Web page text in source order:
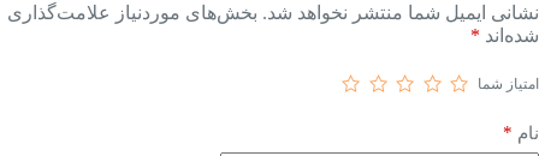
نشانی ایمیل شما منتشر نخواهد شد. بخش‌های موردنیاز علامت‌گذاری
شده‌اند *
امتیاز شما
نام *